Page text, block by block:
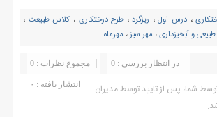
،درس اول، ریزگرد، طرح درختکاری ، کلاس طبیعت ،
طبیعی و آبخیزداری، مهر سبز، مهرماه
مجموع نظرات : 0 در انتظار بررسی : 0
انتشار یافته : ۰
شما، پس از تایید توسط مدیران